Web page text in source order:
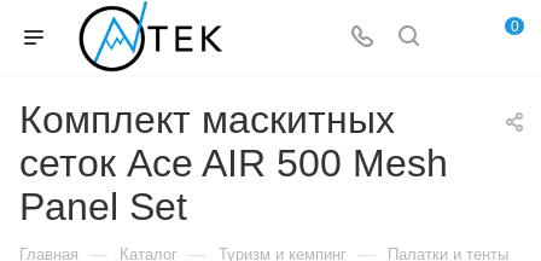
0
Комплект маскитных
сеток Ace AIR 500 Mesh
Panel Set
Главная — Каталог — Туризм и кемпинг — Палатки и тенты